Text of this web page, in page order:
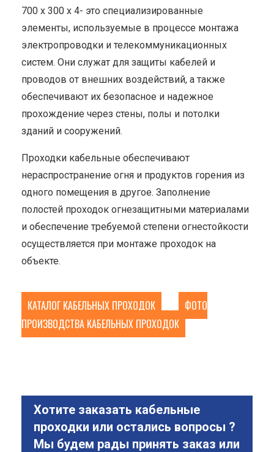
700 x 300 x 4- это специализированные
элементы, используемые в процессе монтажа
электропроводки и телекоммуникационных
систем. Они служат для защиты кабелей и
проводов от внешних воздействий, а также
обеспечивают их безопасное и надежное
прохождение через стены, полы и потолки
зданий и сооружений.
Проходки кабельные обеспечивают
нераспространение огня и продуктов горения из
одного помещения в другое. Заполнение
полостей проходок огнезащитными материалами
и обеспечение требуемой степени огнестойкости
осуществляется при монтаже проходок на
объекте.
КАТАЛОГ КАБЕЛЬНЫХ ПРОХОДОК
ФОТО
ПРОИЗВОДСТВА КАБЕЛЬНЫХ ПРОХОДОК
Хотите заказать кабельные
проходки или остались вопросы ?
Мы будем рады принять заказ или